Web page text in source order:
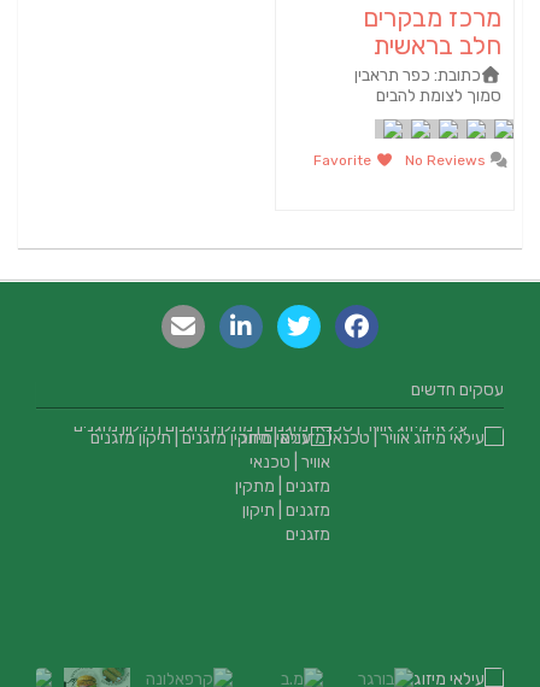
מרכז מבקרים
חלב בראשית
כתובת: כפר תראבין
סמוך לצומת להבים
עסקים חדשים
עילאי מיזוג אוויר | טכנאי מזגנים | מתקין מזגנים | תיקון מזגנים